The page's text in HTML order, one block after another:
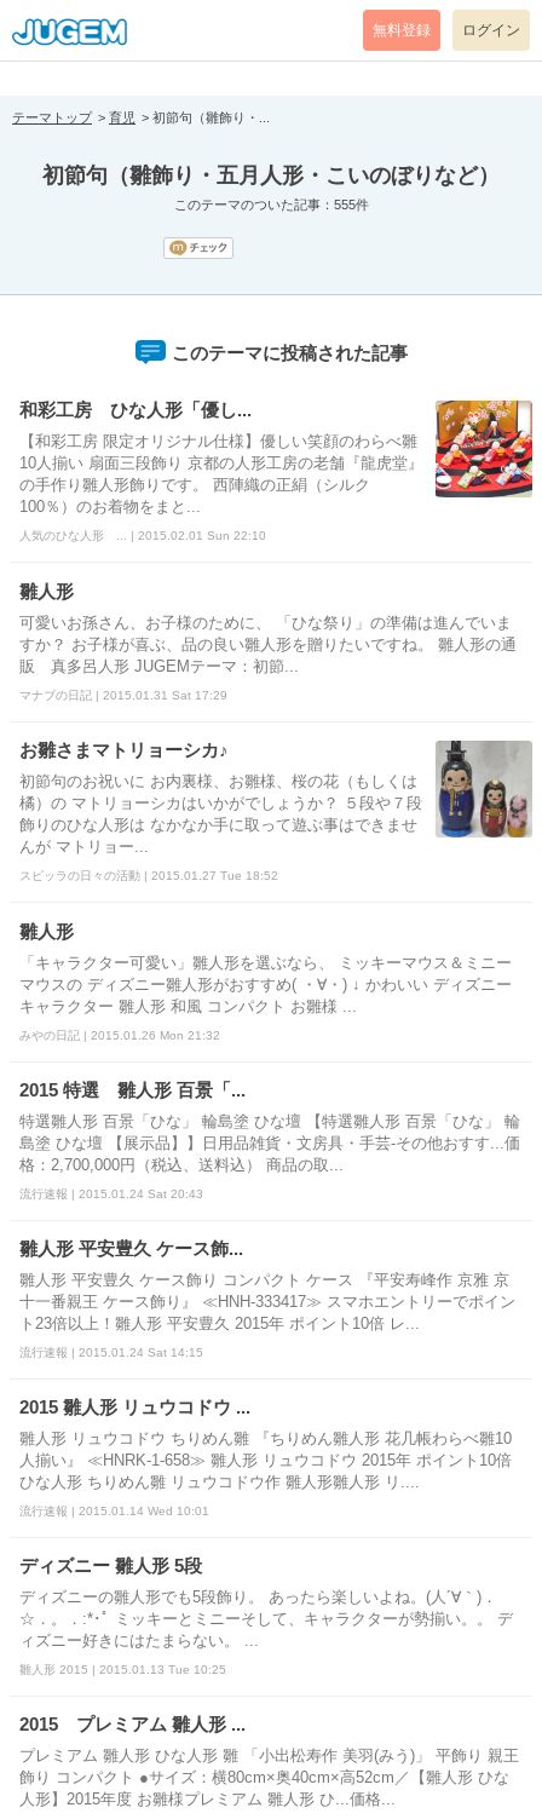
[pear_error: message="Success" code=0 mode=return level=notice
prefix="" info=""]
無料登録 ログイン
テーマトップ 育児 初節句（雛飾り・...
初節句（雛飾り・五月人形・こいのぼりなど）
このテーマのついた記事：555件
このテーマに投稿された記事
和彩工房 ひな人形「優し...
【和彩工房 限定オリジナル仕様】優しい笑顔のわらべ雛
10人揃い 扇面三段飾り 京都の人形工房の老舗『龍虎堂』
の手作り雛人形飾りです。 西陣織の正絹（シルク
100％）のお着物をまと...
人気のひな人形 ... | 2015.02.01 Sun 22:10
雛人形
可愛いお孫さん、お子様のために、 「ひな祭り」の準備は進んでいま
すか？ お子様が喜ぶ、品の良い雛人形を贈りたいですね。 雛人形の通
販 真多呂人形 JUGEMテーマ：初節...
マナブの日記 | 2015.01.31 Sat 17:29
お雛さまマトリョーシカ♪
初節句のお祝いに お内裏様、お雛様、桜の花（もしくは
橘）の マトリョーシカはいかがでしょうか？ ５段や７段
飾りのひな人形は なかなか手に取って遊ぶ事はできませ
んが マトリョー...
スピッラの日々の活動 | 2015.01.27 Tue 18:52
雛人形
「キャラクター可愛い」雛人形を選ぶなら、 ミッキーマウス＆ミニー
マウスの ディズニー雛人形がおすすめ( ・∀・) ↓ かわいい ディズニー
キャラクター 雛人形 和風 コンパクト お雛様 ...
みやの日記 | 2015.01.26 Mon 21:32
2015 特選 雛人形 百景「...
特選雛人形 百景「ひな」 輪島塗 ひな壇 【特選雛人形 百景「ひな」 輪
島塗 ひな壇 【展示品】】日用品雑貨・文房具・手芸-その他おすす...価
格：2,700,000円（税込、送料込） 商品の取...
流行速報 | 2015.01.24 Sat 20:43
雛人形 平安豊久 ケース飾...
雛人形 平安豊久 ケース飾り コンパクト ケース 『平安寿峰作 京雅 京
十一番親王 ケース飾り』 ≪HNH-333417≫ スマホエントリーでポイン
ト23倍以上！雛人形 平安豊久 2015年 ポイント10倍 レ...
流行速報 | 2015.01.24 Sat 14:15
2015 雛人形 リュウコドウ ...
雛人形 リュウコドウ ちりめん雛 『ちりめん雛人形 花几帳わらべ雛10
人揃い』 ≪HNRK-1-658≫ 雛人形 リュウコドウ 2015年 ポイント10倍
ひな人形 ちりめん雛 リュウコドウ作 雛人形雛人形 リ....
流行速報 | 2015.01.14 Wed 10:01
ディズニー 雛人形 5段
ディズニーの雛人形でも5段飾り。 あったら楽しいよね。(人´∀｀)．
☆．。．:*･ﾟ ミッキーとミニーそして、キャラクターが勢揃い。。 デ
ィズニー好きにはたまらない。 ...
雛人形 2015 | 2015.01.13 Tue 10:25
2015 プレミアム 雛人形 ...
プレミアム 雛人形 ひな人形 雛 「小出松寿作 美羽(みう)」 平飾り 親王
飾り コンパクト ●サイズ：横80cm×奥40cm×高52cm／【雛人形 ひな
人形】2015年度 お雛様プレミアム 雛人形 ひ...価格...